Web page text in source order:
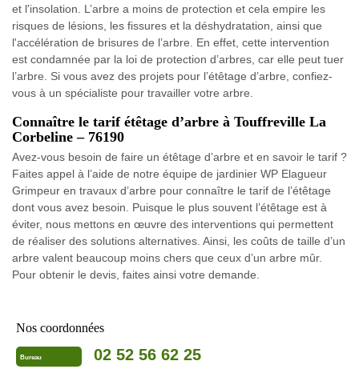
et l'insolation. L’arbre a moins de protection et cela empire les
risques de lésions, les fissures et la déshydratation, ainsi que
l'accélération de brisures de l’arbre. En effet, cette intervention
est condamnée par la loi de protection d’arbres, car elle peut tuer
l’arbre. Si vous avez des projets pour l’étêtage d’arbre, confiez-
vous à un spécialiste pour travailler votre arbre.
Connaître le tarif étêtage d’arbre à Touffreville La
Corbeline – 76190
Avez-vous besoin de faire un étêtage d’arbre et en savoir le tarif ?
Faites appel à l’aide de notre équipe de jardinier WP Elagueur
Grimpeur en travaux d’arbre pour connaître le tarif de l’étêtage
dont vous avez besoin. Puisque le plus souvent l’étêtage est à
éviter, nous mettons en œuvre des interventions qui permettent
de réaliser des solutions alternatives. Ainsi, les coûts de taille d’un
arbre valent beaucoup moins chers que ceux d’un arbre mûr.
Pour obtenir le devis, faites ainsi votre demande.
Nos coordonnées
Bureau 02 52 56 62 25